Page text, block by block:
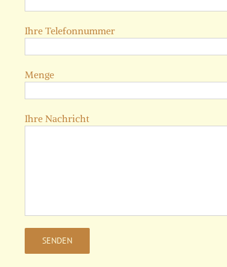
Ihre Telefonnummer
Menge
Ihre Nachricht